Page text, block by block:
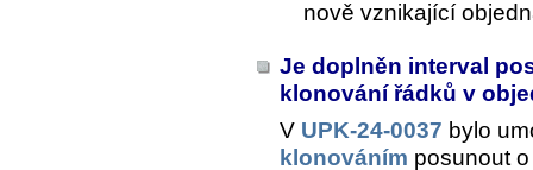
nově vznikající
Je doplněn interval
klonování řádků v
V UPK-24-0037 bylo
klonováním posunout